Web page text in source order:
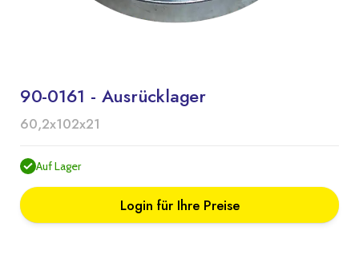
90-0161 - Ausrücklager
60,2x102x21
Auf Lager
Login für Ihre Preise